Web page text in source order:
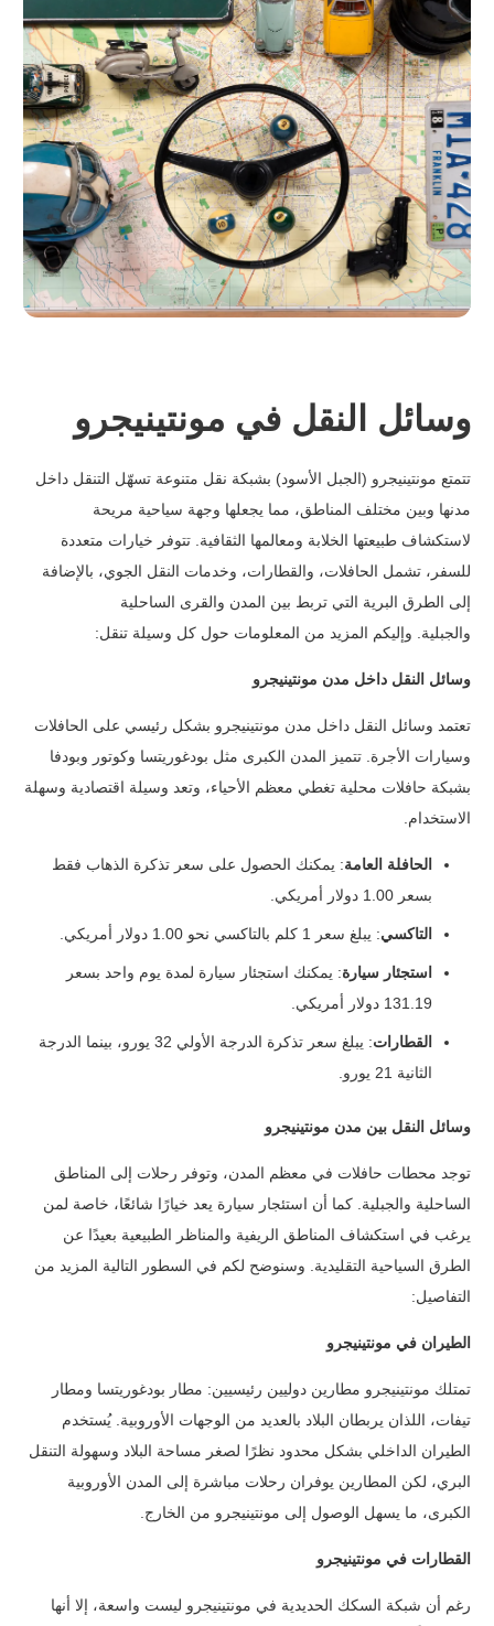
وسائل النقل في مونتينيجرو
تتمتع مونتينيجرو (الجبل الأسود) بشبكة نقل متنوعة تسهّل التنقل داخل
مدنها وبين مختلف المناطق، مما يجعلها وجهة سياحية مريحة
لاستكشاف طبيعتها الخلابة ومعالمها الثقافية. تتوفر خيارات متعددة
للسفر، تشمل الحافلات، والقطارات، وخدمات النقل الجوي، بالإضافة
إلى الطرق البرية التي تربط بين المدن والقرى الساحلية
والجبلية. وإليكم المزيد من المعلومات حول كل وسيلة تنقل:
وسائل النقل داخل مدن مونتينيجرو
تعتمد وسائل النقل داخل مدن مونتينيجرو بشكل رئيسي على الحافلات
وسيارات الأجرة. تتميز المدن الكبرى مثل بودغوريتسا وكوتور وبودفا
بشبكة حافلات محلية تغطي معظم الأحياء، وتعد وسيلة اقتصادية وسهلة
الاستخدام.
الحافلة العامة: يمكنك الحصول على سعر تذكرة الذهاب فقط
بسعر 1.00 دولار أمريكي.
التاكسي: يبلغ سعر 1 كلم بالتاكسي نحو 1.00 دولار أمريكي.
استجئار سيارة: يمكنك استجئار سيارة لمدة يوم واحد بسعر
131.19 دولار أمريكي.
القطارات
: يبلغ سعر تذكرة الدرجة الأولي 32 يورو، بينما الدرجة
الثانية 21 يورو.
وسائل النقل بين مدن مونتينيجرو
توجد محطات حافلات في معظم المدن، وتوفر رحلات إلى المناطق
الساحلية والجبلية. كما أن استئجار سيارة يعد خيارًا شائعًا، خاصة لمن
يرغب في استكشاف المناطق الريفية والمناظر الطبيعية بعيدًا عن
الطرق السياحية التقليدية. وسنوضح لكم في السطور التالية المزيد من
التفاصيل:
الطيران في مونتينيجرو
تمتلك مونتينيجرو مطارين دوليين رئيسيين: مطار بودغوريتسا ومطار
تيفات، اللذان يربطان البلاد بالعديد من الوجهات الأوروبية.يُستخدم
الطيران الداخلي بشكل محدود نظرًا لصغر مساحة البلاد وسهولة التنقل
البري، لكن المطارين يوفران رحلات مباشرة إلى المدن الأوروبية
الكبرى، ما يسهل الوصول إلى مونتينيجرو من الخارج.
القطارات في مونتينيجرو
رغم أن شبكة السكك الحديدية في مونتينيجرو ليست واسعة، إلا أنها